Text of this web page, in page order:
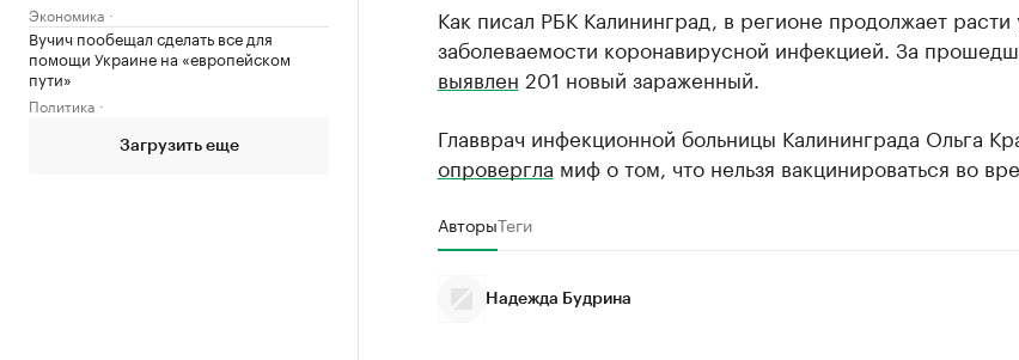
Экономика
Вучич пообещал сделать все для
помощи Украине на «европейском
пути»
Политика
Загрузить еще
Как писал РБК Калининград, в регионе продолжает расти
заболеваемости коронавирусной инфекцией. За
выявлен 201 новый зараженный.
Главврач инфекционной больницы Калининграда Ольга
опровергла миф о том, что нельзя вакцинироваться во
АвторыТеги
Надежда Будрина